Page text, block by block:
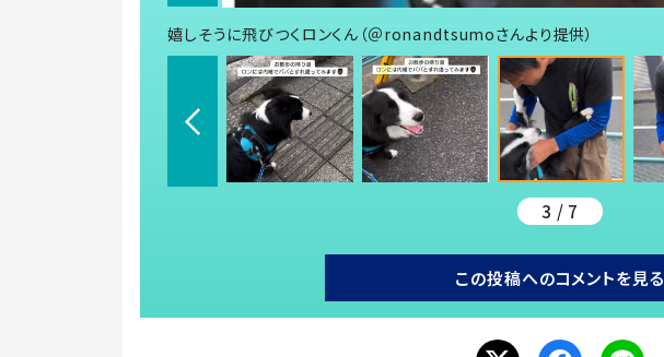
嬉しそうに飛びつくロンくん（＠ronandtsumoさんより提供）
3 / 7
この投稿へのコメントを見る